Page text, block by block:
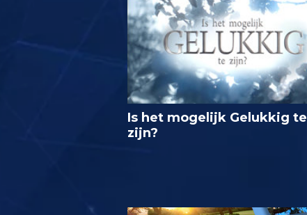
Is het mogelijk Gelukkig te
zijn?